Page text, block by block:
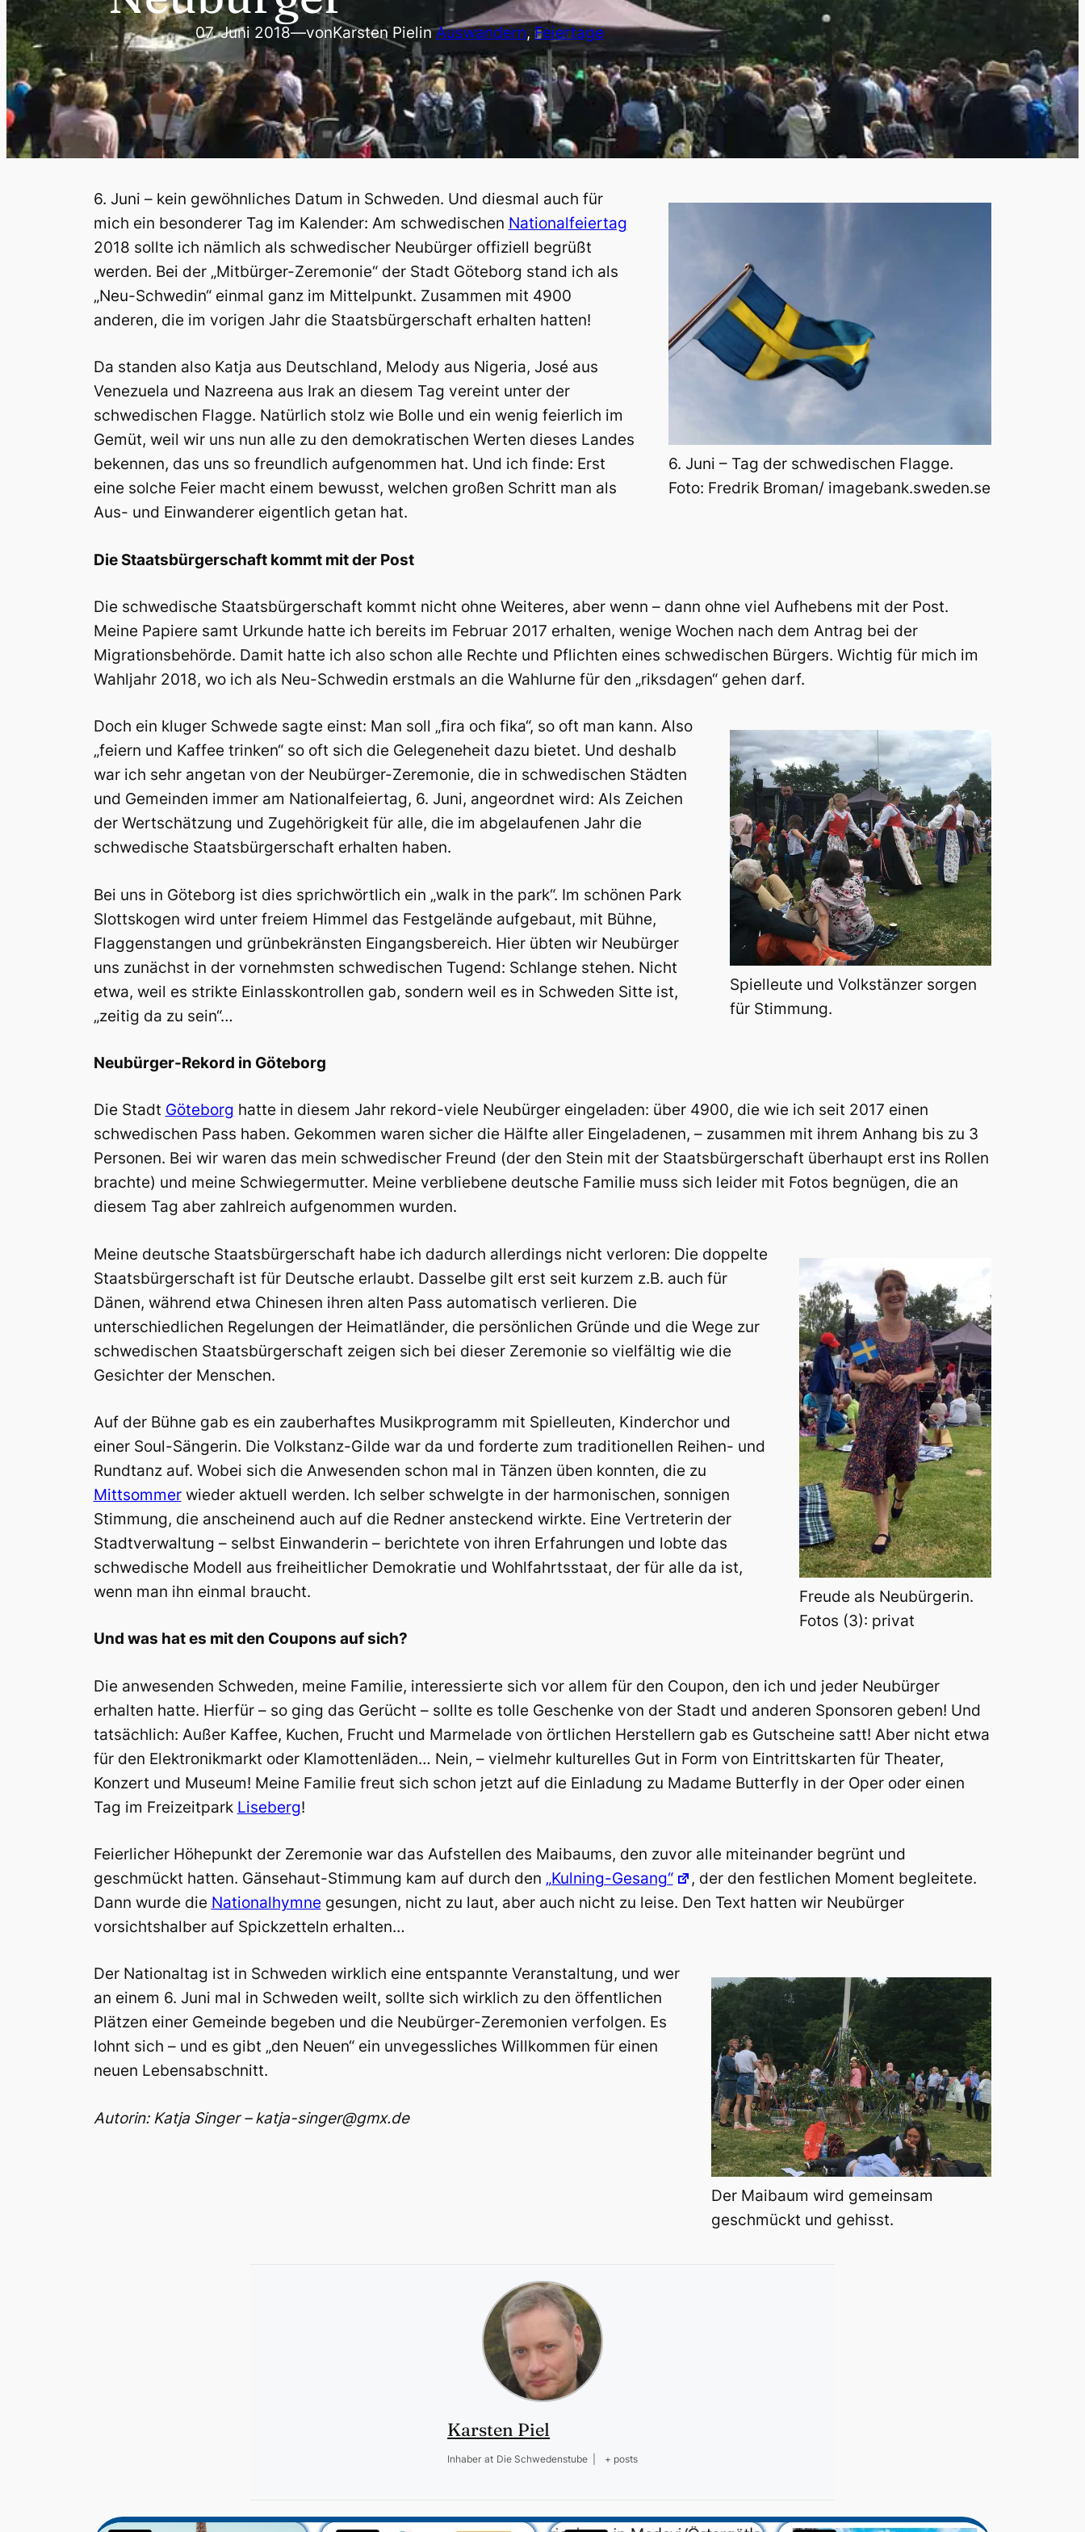
07. Juni 2018—vonKarsten PielinAuswandern, Feiertage
6. Juni – Tag der schwedischen Flagge.
Foto: Fredrik Broman/ imagebank.sweden.se
6. Juni – kein gewöhnliches Datum in Schweden. Und diesmal auch für
mich ein besonderer Tag im Kalender: Am schwedischen Nationalfeiertag
2018 sollte ich nämlich als schwedischer Neubürger offiziell begrüßt
werden. Bei der „Mitbürger-Zeremonie“ der Stadt Göteborg stand ich als
„Neu-Schwedin“ einmal ganz im Mittelpunkt. Zusammen mit 4900
anderen, die im vorigen Jahr die Staatsbürgerschaft erhalten hatten!
Da standen also Katja aus Deutschland, Melody aus Nigeria, José aus
Venezuela und Nazreena aus Irak an diesem Tag vereint unter der
schwedischen Flagge. Natürlich stolz wie Bolle und ein wenig feierlich im
Gemüt, weil wir uns nun alle zu den demokratischen Werten dieses Landes
bekennen, das uns so freundlich aufgenommen hat. Und ich finde: Erst
eine solche Feier macht einem bewusst, welchen großen Schritt man als
Aus- und Einwanderer eigentlich getan hat.
Die Staatsbürgerschaft kommt mit der Post
Die schwedische Staatsbürgerschaft kommt nicht ohne Weiteres, aber wenn – dann ohne viel Aufhebens mit der Post.
Meine Papiere samt Urkunde hatte ich bereits im Februar 2017 erhalten, wenige Wochen nach dem Antrag bei der
Migrationsbehörde. Damit hatte ich also schon alle Rechte und Pflichten eines schwedischen Bürgers. Wichtig für mich im
Wahljahr 2018, wo ich als Neu-Schwedin erstmals an die Wahlurne für den „riksdagen“ gehen darf.
Spielleute und Volkstänzer sorgen
für Stimmung.
Doch ein kluger Schwede sagte einst: Man soll „fira och fika“, so oft man kann. Also
„feiern und Kaffee trinken“ so oft sich die Gelegeneheit dazu bietet. Und deshalb
war ich sehr angetan von der Neubürger-Zeremonie, die in schwedischen Städten
und Gemeinden immer am Nationalfeiertag, 6. Juni, angeordnet wird: Als Zeichen
der Wertschätzung und Zugehörigkeit für alle, die im abgelaufenen Jahr die
schwedische Staatsbürgerschaft erhalten haben.
Bei uns in Göteborg ist dies sprichwörtlich ein „walk in the park“. Im schönen Park
Slottskogen wird unter freiem Himmel das Festgelände aufgebaut, mit Bühne,
Flaggenstangen und grünbekränsten Eingangsbereich. Hier übten wir Neubürger
uns zunächst in der vornehmsten schwedischen Tugend: Schlange stehen. Nicht
etwa, weil es strikte Einlasskontrollen gab, sondern weil es in Schweden Sitte ist,
„zeitig da zu sein“…
Neubürger-Rekord in Göteborg
Die Stadt Göteborg hatte in diesem Jahr rekord-viele Neubürger eingeladen: über 4900, die wie ich seit 2017 einen
schwedischen Pass haben. Gekommen waren sicher die Hälfte aller Eingeladenen, – zusammen mit ihrem Anhang bis zu 3
Personen. Bei wir waren das mein schwedischer Freund (der den Stein mit der Staatsbürgerschaft überhaupt erst ins Rollen
brachte) und meine Schwiegermutter. Meine verbliebene deutsche Familie muss sich leider mit Fotos begnügen, die an
diesem Tag aber zahlreich aufgenommen wurden.
Freude als Neubürgerin.
Fotos (3): privat
Meine deutsche Staatsbürgerschaft habe ich dadurch allerdings nicht verloren: Die doppelte
Staatsbürgerschaft ist für Deutsche erlaubt. Dasselbe gilt erst seit kurzem z.B. auch für
Dänen, während etwa Chinesen ihren alten Pass automatisch verlieren. Die
unterschiedlichen Regelungen der Heimatländer, die persönlichen Gründe und die Wege zur
schwedischen Staatsbürgerschaft zeigen sich bei dieser Zeremonie so vielfältig wie die
Gesichter der Menschen.
Auf der Bühne gab es ein zauberhaftes Musikprogramm mit Spielleuten, Kinderchor und
einer Soul-Sängerin. Die Volkstanz-Gilde war da und forderte zum traditionellen Reihen- und
Rundtanz auf. Wobei sich die Anwesenden schon mal in Tänzen üben konnten, die zu
Mittsommerwieder aktuell werden. Ich selber schwelgte in der harmonischen, sonnigen
Stimmung, die anscheinend auch auf die Redner ansteckend wirkte. Eine Vertreterin der
Stadtverwaltung – selbst Einwanderin – berichtete von ihren Erfahrungen und lobte das
schwedische Modell aus freiheitlicher Demokratie und Wohlfahrtsstaat, der für alle da ist,
wenn man ihn einmal braucht.
Und was hat es mit den Coupons auf sich?
Die anwesenden Schweden, meine Familie, interessierte sich vor allem für den Coupon, den ich und jeder Neubürger
erhalten hatte. Hierfür – so ging das Gerücht – sollte es tolle Geschenke von der Stadt und anderen Sponsoren geben! Und
tatsächlich: Außer Kaffee, Kuchen, Frucht und Marmelade von örtlichen Herstellern gab es Gutscheine satt! Aber nicht etwa
für den Elektronikmarkt oder Klamottenläden… Nein, – vielmehr kulturelles Gut in Form von Eintrittskarten für Theater,
Konzert und Museum! Meine Familie freut sich schon jetzt auf die Einladung zu Madame Butterfly in der Oper oder einen
Tag im Freizeitpark Liseberg!
Feierlicher Höhepunkt der Zeremonie war das Aufstellen des Maibaums, den zuvor alle miteinander begrünt und
geschmückt hatten. Gänsehaut-Stimmung kam auf durch den „Kulning-Gesang“
, der den festlichen Moment begleitete.
Dann wurde die Nationalhymne gesungen, nicht zu laut, aber auch nicht zu leise. Den Text hatten wir Neubürger
vorsichtshalber auf Spickzetteln erhalten…
Der Maibaum wird gemeinsam
geschmückt und gehisst.
Der Nationaltag ist in Schweden wirklich eine entspannte Veranstaltung, und wer
an einem 6. Juni mal in Schweden weilt, sollte sich wirklich zu den öffentlichen
Plätzen einer Gemeinde begeben und die Neubürger-Zeremonien verfolgen. Es
lohnt sich – und es gibt „den Neuen“ ein unvegessliches Willkommen für einen
neuen Lebensabschnitt.
Autorin: Katja Singer – katja-singer@gmx.de
Karsten Piel
Inhaber at Die Schwedenstube + posts